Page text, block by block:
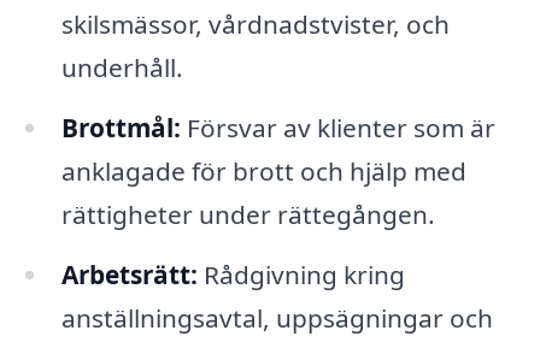
skilsmässor, vårdnadstvister, och
underhåll.
Brottmål: Försvar av klienter som är
anklagade för brott och hjälp med
rättigheter under rättegången.
Arbetsrätt: Rådgivning kring
anställningsavtal, uppsägningar och